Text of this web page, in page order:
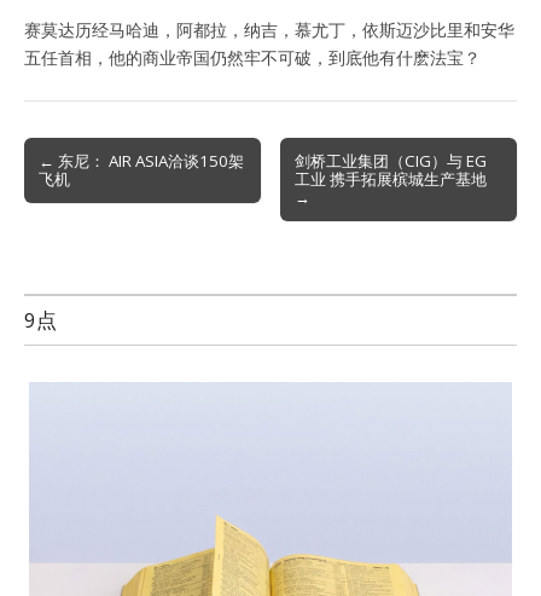
赛莫达历经马哈迪，阿都拉，纳吉，慕尤丁，依斯迈沙比里和安华
五任首相，他的商业帝国仍然牢不可破，到底他有什麽法宝？
Post
navigation
← 东尼： AIR ASIA洽谈150架
飞机
剑桥工业集团（CIG）与 EG
工业 携手拓展槟城生产基地
→
9点